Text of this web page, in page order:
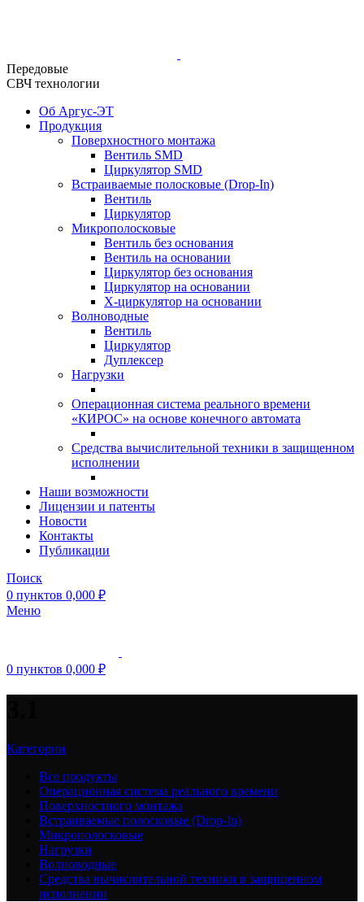
Передовые
СВЧ технологии
Об Аргус-ЭТ
Продукция
Поверхностного монтажа
Вентиль SMD
Циркулятор SMD
Встраиваемые полосковые (Drop-In)
Вентиль
Циркулятор
Микрополосковые
Вентиль без основания
Вентиль на основании
Циркулятор без основания
Циркулятор на основании
Х-циркулятор на основании
Волноводные
Вентиль
Циркулятор
Дуплексер
Нагрузки
Операционная система реального времени
«КИРОС» на основе конечного автомата
Средства вычислительной техники в защищенном
исполнении
Наши возможности
Лицензии и патенты
Новости
Контакты
Публикации
Поиск
0 пунктов 0,000 ₽
Меню
0 пунктов 0,000 ₽
Категории
Все продукты
Операционная система реального времени
Поверхностного монтажа
Встраиваемые полосковые (Drop-In)
Микрополосковые
Нагрузки
Волноводные
Средства вычислительной техники в защищенном
исполнении